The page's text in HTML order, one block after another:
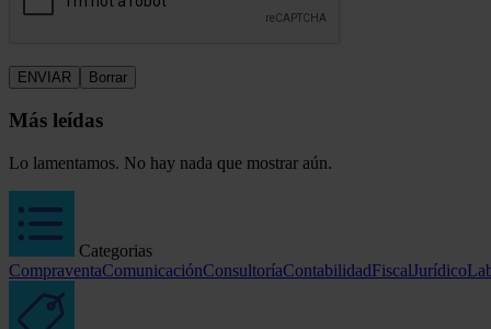
Más leídas
Lo lamentamos. No hay nada que mostrar aún.
Categorias
CompraventaComunicaciónConsultoríaContabilidadFiscalJurídico